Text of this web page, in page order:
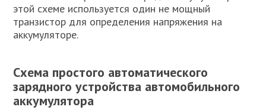
этой схеме используется один не мощный
транзистор для определения напряжения на
аккумуляторе.
Схема простого автоматического
зарядного устройства автомобильного
аккумулятора